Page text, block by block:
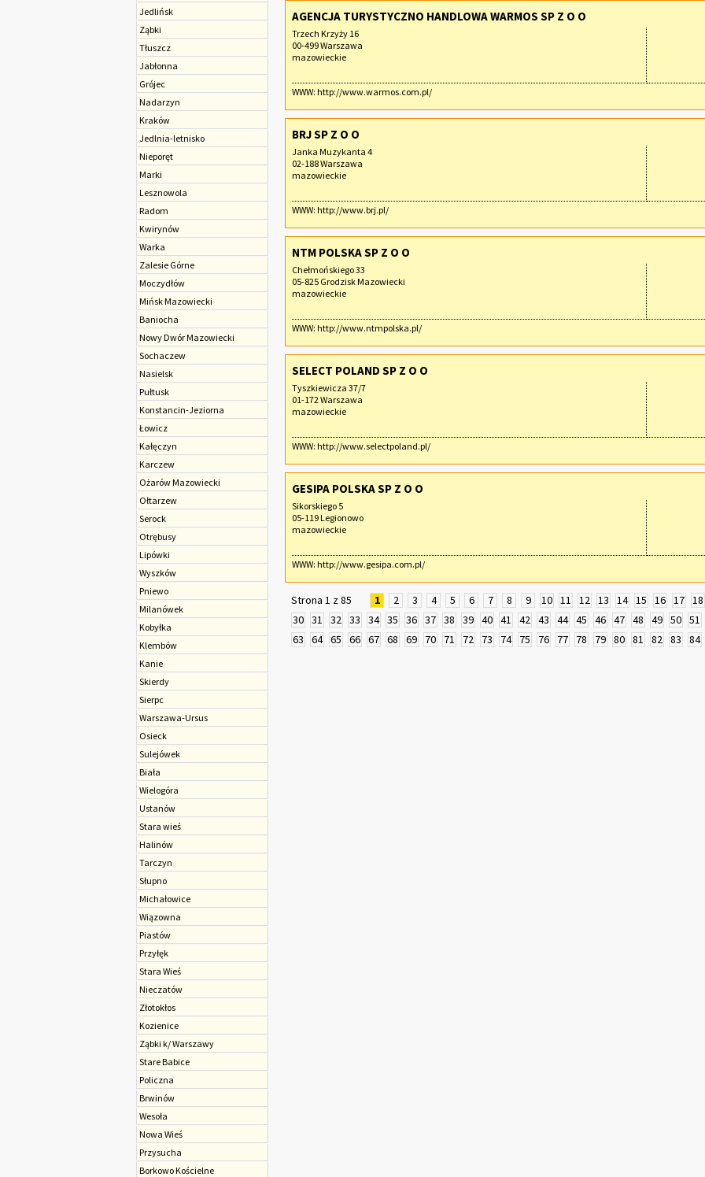
Jedlińsk
Ząbki
Tłuszcz
Jabłonna
Grójec
Nadarzyn
Kraków
Jedlnia-letnisko
Nieporęt
Marki
Lesznowola
Radom
Kwirynów
Warka
Zalesie Górne
Moczydłów
Mińsk Mazowiecki
Baniocha
Nowy Dwór Mazowiecki
Sochaczew‎
Nasielsk
Pułtusk
Konstancin-Jeziorna
Łowicz
Kałęczyn
Karczew
Ożarów Mazowiecki
Ołtarzew
Serock
Otrębusy
Lipówki
Wyszków
Pniewo
Milanówek
Kobyłka
Klembów
Kanie
Skierdy
Sierpc
Warszawa-Ursus
Osieck
Sulejówek
Biała
Wielogóra
Ustanów
Stara wieś
Halinów
Tarczyn
Słupno
Michałowice
Wiązowna
Piastów
Przyłęk
Stara Wieś
Nieczatów
Złotokłos
Kozienice
Ząbki k/ Warszawy
Stare Babice
Policzna
Brwinów
Wesoła
Nowa Wieś
Przysucha
Borkowo Kościelne
AGENCJA TURYSTYCZNO HANDLOWA WARMOS SP Z O O
Trzech Krzyży 16
00-499 Warszawa
mazowieckie
WWW: http://www.warmos.com.pl/
BRJ SP Z O O
Janka Muzykanta 4
02-188 Warszawa
mazowieckie
WWW: http://www.brj.pl/
NTM POLSKA SP Z O O
Chełmońskiego 33
05-825 Grodzisk Mazowiecki
mazowieckie
WWW: http://www.ntmpolska.pl/
SELECT POLAND SP Z O O
Tyszkiewicza 37/7
01-172 Warszawa
mazowieckie
WWW: http://www.selectpoland.pl/
GESIPA POLSKA SP Z O O
Sikorskiego 5
05-119 Legionowo
mazowieckie
WWW: http://www.gesipa.com.pl/
Strona 1 z 85 1 2 3 4 5 6 7 8 9 10 11 12 13 14 15 16 17 18
30 31 32 33 34 35 36 37 38 39 40 41 42 43 44 45 46 47 48 49 50 51
63
64 65 66 67 68 69 70 71 72 73 74 75 76 77 78 79 80 81 82 83 84